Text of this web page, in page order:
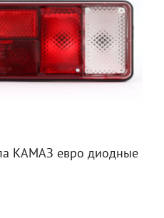
КАМАЗ евро диодные